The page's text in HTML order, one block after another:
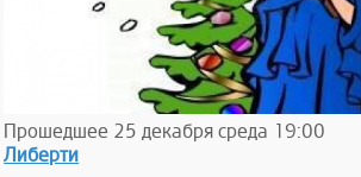
Прошедшее 25 декабря среда 19:00
Либерти